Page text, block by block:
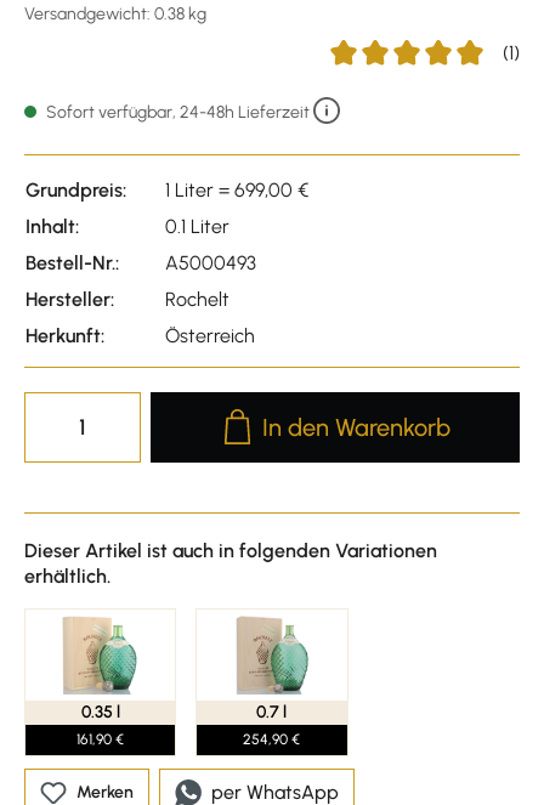
Versandgewicht: 0.38 kg
(1)
Sofort verfügbar, 24-48h Lieferzeit
Grundpreis:
1 Liter = 699,00 €
Inhalt:
0.1 Liter
Bestell-Nr.:
A5000493
Hersteller:
Rochelt
Herkunft:
Österreich
Produkt Anzahl: Gib den
In den Warenkorb
Dieser Artikel ist auch in folgenden Variationen
erhältlich.
0.35 l
161,90 €
0.7 l
254,90 €
Merken per WhatsApp